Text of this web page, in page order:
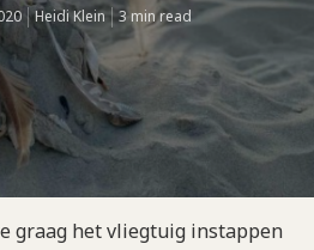
Heidi Klein 3 min read
graag het vliegtuig instappen